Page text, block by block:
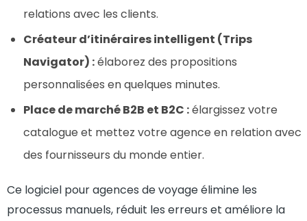
relations avec les clients.
Créateur d’itinéraires intelligent (Trips
Navigator) :élaborez des propositions
personnalisées en quelques minutes.
Place de marché B2B et B2C :élargissez votre
catalogue et mettez votre agence en relation avec
des fournisseurs du monde entier.
Ce logiciel pour agences de voyage élimine les
processus manuels, réduit les erreurs et améliore la